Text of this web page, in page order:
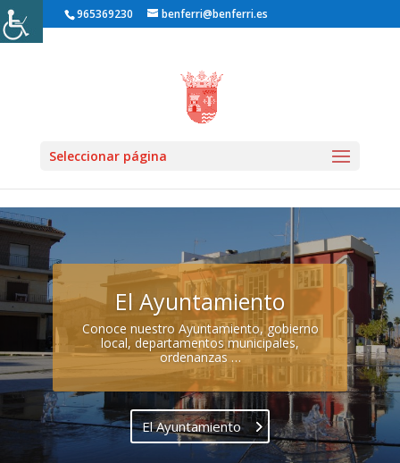
965369230 benferri@benferri.es
Seleccionar página
El Ayuntamiento
Conoce nuestro Ayuntamiento, gobierno
local, departamentos municipales,
ordenanzas …
El Ayuntamiento